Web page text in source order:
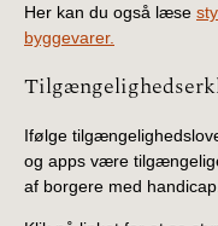
Her kan du også læse
byggevarer.
Ifølge
og apps være
af borgere med handicap.